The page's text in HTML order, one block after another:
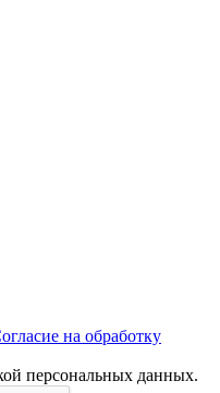
на обработку
персональных данных.